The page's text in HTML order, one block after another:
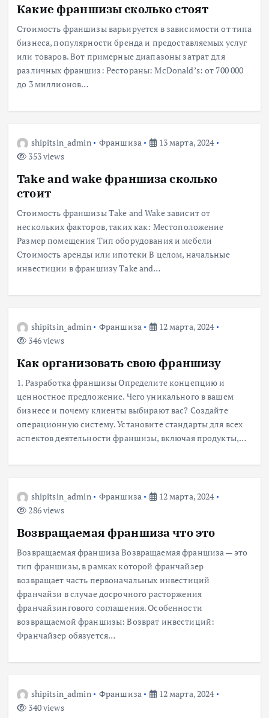
Какие франшизы сколько стоят
Стоимость франшизы варьируется в зависимости от типа
бизнеса, популярности бренда и предоставляемых услуг
или товаров. Вот примерные диапазоны затрат для
различных франшиз: Рестораны: McDonald’s: от 700 000
до 3 миллионов…
shipitsin_admin Франшиза
13 марта, 2024
353 views
Take and wake франшиза сколько
стоит
Стоимость франшизы Take and Wake зависит от
нескольких факторов, таких как: Местоположение
Размер помещения Тип оборудования и мебели
Стоимость аренды или ипотеки В целом, начальные
инвестиции в франшизу Take and…
shipitsin_admin Франшиза
12 марта, 2024
346 views
Как организовать свою франшизу
1. Разработка франшизы Определите концепцию и
ценностное предложение. Чего уникального в вашем
бизнесе и почему клиенты выбирают вас? Создайте
операционную систему. Установите стандарты для всех
аспектов деятельности франшизы, включая продукты,…
shipitsin_admin Франшиза
12 марта, 2024
286 views
Возвращаемая франшиза что это
Возвращаемая франшиза Возвращаемая франшиза — это
тип франшизы, в рамках которой франчайзер
возвращает часть первоначальных инвестиций
франчайзи в случае досрочного расторжения
франчайзингового соглашения. Особенности
возвращаемой франшизы: Возврат инвестиций:
Франчайзер обязуется…
shipitsin_admin Франшиза
12 марта, 2024
340 views